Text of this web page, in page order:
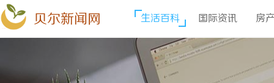
贝尔新闻网 生活百科 国际资讯 房